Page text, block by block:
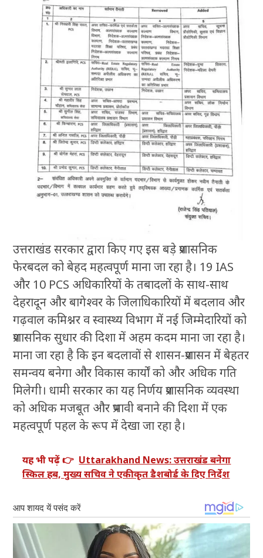
उत्तराखंड सरकार द्वारा किए गए इस बड़े प्रशासनिक
फेरबदल को बेहद महत्वपूर्ण माना जा रहा है। 19 IAS
और 10 PCS अधिकारियों के तबादलों के साथ-साथ
देहरादून और बागेश्वर के जिलाधिकारियों में बदलाव और
गढ़वाल कमिश्नर व स्वास्थ्य विभाग में नई जिम्मेदारियों को
प्रशासनिक सुधार की दिशा में अहम कदम माना जा रहा है।
माना जा रहा है कि इन बदलावों से शासन-प्रशासन में बेहतर
समन्वय बनेगा और विकास कार्यों को और अधिक गति
मिलेगी। धामी सरकार का यह निर्णय प्रशासनिक व्यवस्था
को अधिक मजबूत और प्रभावी बनाने की दिशा में एक
महत्वपूर्ण पहल के रूप में देखा जा रहा है।
यह भी पढ़ें 👉 Uttarakhand News: उत्तराखंड बनेगा
स्किल हब, मुख्य सचिव ने एकीकृत डैशबोर्ड के दिए निर्देश